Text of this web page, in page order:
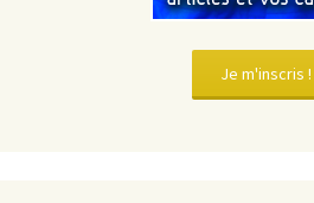
Je m'inscris !